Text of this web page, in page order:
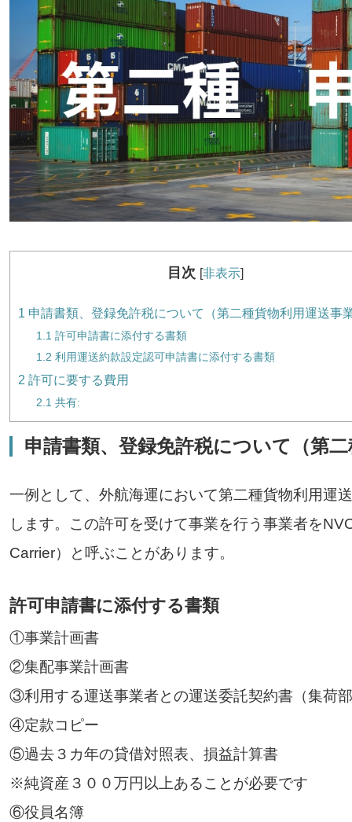
目次 [非表示]
1 申請書類、登録免許税について（第二種貨物利用運送事
1.1 許可申請書に添付する書類
1.2 利用運送約款設定認可申請書に添付する書類
2 許可に要する費用
2.1 共有:
申請書類、登録免許税について（第
一例として、外航海運において第二種貨物利用運
します。この許可を受けて事業を行う事業者を
Carrier）と呼ぶことがあります。
許可申請書に添付する書類
①事業計画書
②集配事業計画書
③利用する運送事業者との運送委託契約書（集荷
④定款コピー
⑤過去３カ年の貸借対照表、損益計算書
※純資産３００万円以上あることが必要です
⑥役員名簿